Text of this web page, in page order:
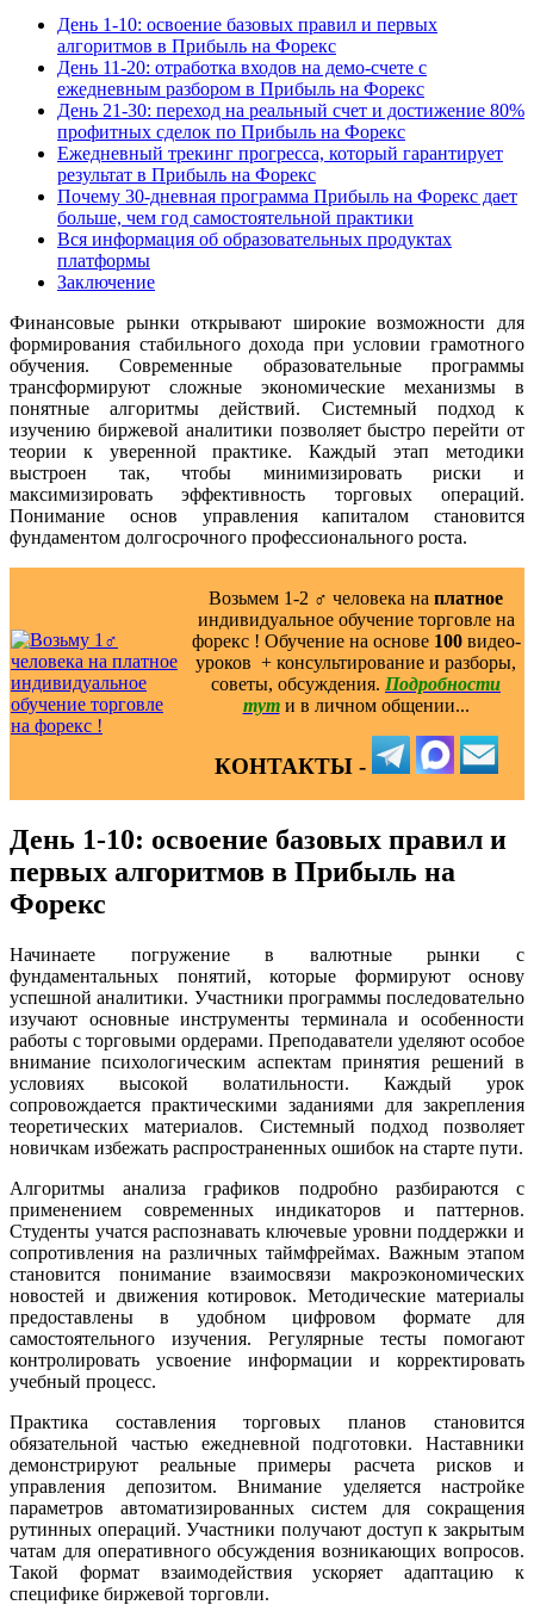
День 1-10: освоение базовых правил и первых
алгоритмов в Прибыль на Форекс
День 11-20: отработка входов на демо-счете с
ежедневным разбором в Прибыль на Форекс
День 21-30: переход на реальный счет и достижение 80%
профитных сделок по Прибыль на Форекс
Ежедневный трекинг прогресса, который гарантирует
результат в Прибыль на Форекс
Почему 30-дневная программа Прибыль на Форекс дает
больше, чем год самостоятельной практики
Вся информация об образовательных продуктах
платформы
Заключение
Финансовые рынки открывают широкие возможности для
формирования стабильного дохода при условии грамотного
обучения. Современные образовательные программы
трансформируют сложные экономические механизмы в
понятные алгоритмы действий. Системный подход к
изучению биржевой аналитики позволяет быстро перейти от
теории к уверенной практике. Каждый этап методики
выстроен так, чтобы минимизировать риски и
максимизировать эффективность торговых операций.
Понимание основ управления капиталом становится
фундаментом долгосрочного профессионального роста.
Возьмем 1-2 ‍♂️ человека на платное
индивидуальное обучение торговле на
форекс ! Обучение на основе 100видео-
уроков ️ + консультирование и разборы,
советы, обсуждения. Подробности
тут и в личном общении...
КОНТАКТЫ -
День 1-10: освоение базовых правил и
первых алгоритмов в Прибыль на
Форекс
Начинаете погружение в валютные рынки с
фундаментальных понятий, которые формируют основу
успешной аналитики. Участники программы последовательно
изучают основные инструменты терминала и особенности
работы с торговыми ордерами. Преподаватели уделяют особое
внимание психологическим аспектам принятия решений в
условиях высокой волатильности. Каждый урок
сопровождается практическими заданиями для закрепления
теоретических материалов. Системный подход позволяет
новичкам избежать распространенных ошибок на старте пути.
Алгоритмы анализа графиков подробно разбираются с
применением современных индикаторов и паттернов.
Студенты учатся распознавать ключевые уровни поддержки и
сопротивления на различных таймфреймах. Важным этапом
становится понимание взаимосвязи макроэкономических
новостей и движения котировок. Методические материалы
предоставлены в удобном цифровом формате для
самостоятельного изучения. Регулярные тесты помогают
контролировать усвоение информации и корректировать
учебный процесс.
Практика составления торговых планов становится
обязательной частью ежедневной подготовки. Наставники
демонстрируют реальные примеры расчета рисков и
управления депозитом. Внимание уделяется настройке
параметров автоматизированных систем для сокращения
рутинных операций. Участники получают доступ к закрытым
чатам для оперативного обсуждения возникающих вопросов.
Такой формат взаимодействия ускоряет адаптацию к
специфике биржевой торговли.